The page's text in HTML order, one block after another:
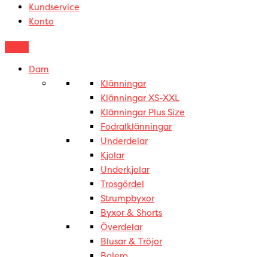
Kundservice
Konto
Dam
Klänningar
Klänningar XS-XXL
Klänningar Plus Size
Fodralklänningar
Underdelar
Kjolar
Underkjolar
Trosgördel
Strumpbyxor
Byxor & Shorts
Överdelar
Blusar & Tröjor